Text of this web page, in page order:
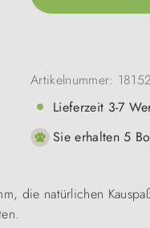
Artikelnummer:
Lieferzeit 3-7
Sie erhalten 5
die natürlichen